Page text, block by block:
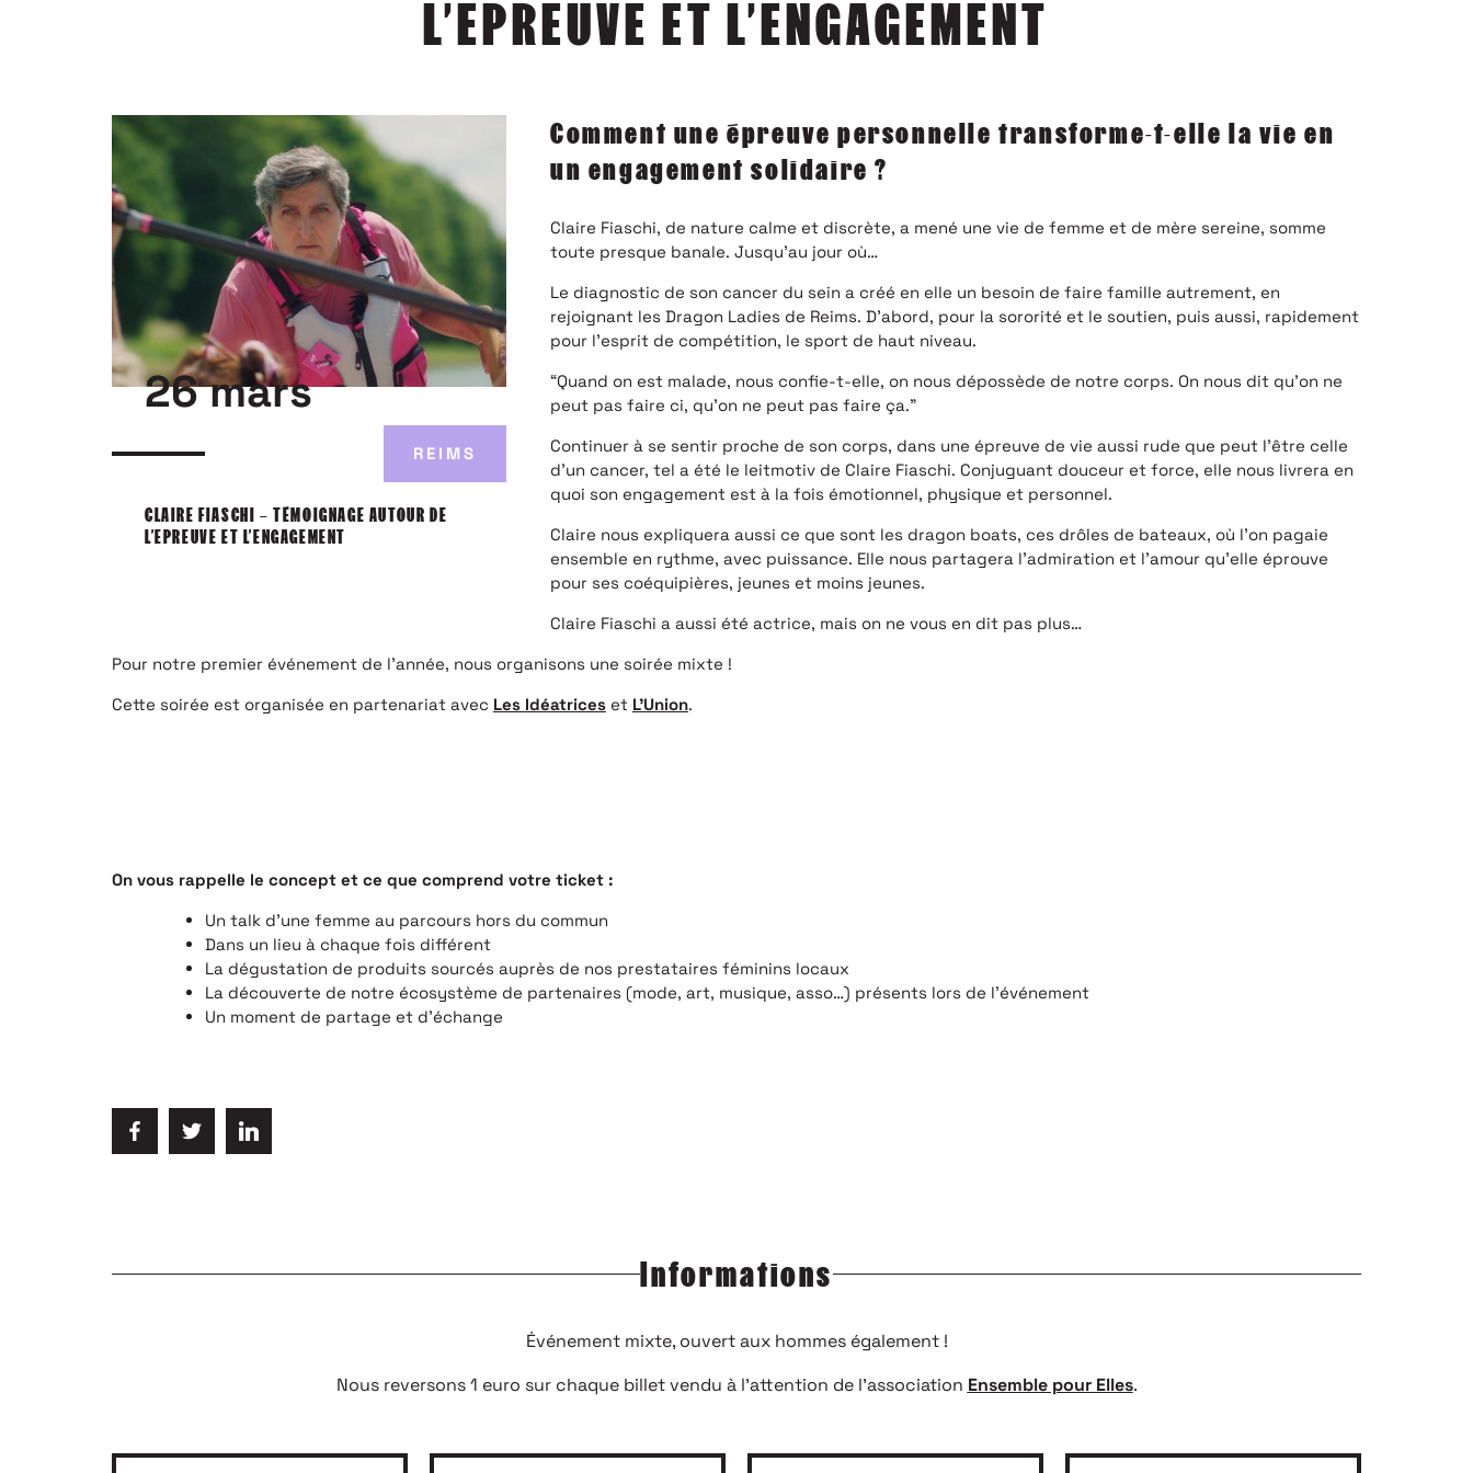
L’EPREUVE ET L’ENGAGEMENT
26 mars
REIMS
CLAIRE FIASCHI – TÉMOIGNAGE AUTOUR DE
L’EPREUVE ET L’ENGAGEMENT
Comment une épreuve personnelle transforme-t-elle la vie en
un engagement solidaire ?
Claire Fiaschi, de nature calme et discrète, a mené une vie de femme et de mère sereine, somme
toute presque banale. Jusqu’au jour où…
Le diagnostic de son cancer du sein a créé en elle un besoin de faire famille autrement, en
rejoignant les Dragon Ladies de Reims. D’abord, pour la sororité et le soutien, puis aussi, rapidement
pour l’esprit de compétition, le sport de haut niveau.
“Quand on est malade, nous confie-t-elle, on nous dépossède de notre corps. On nous dit qu’on ne
peut pas faire ci, qu’on ne peut pas faire ça.”
Continuer à se sentir proche de son corps, dans une épreuve de vie aussi rude que peut l’être celle
d’un cancer, tel a été le leitmotiv de Claire Fiaschi. Conjuguant douceur et force, elle nous livrera en
quoi son engagement est à la fois émotionnel, physique et personnel.
Claire nous expliquera aussi ce que sont les dragon boats, ces drôles de bateaux, où l’on pagaie
ensemble en rythme, avec puissance. Elle nous partagera l’admiration et l’amour qu’elle éprouve
pour ses coéquipières, jeunes et moins jeunes.
Claire Fiaschi a aussi été actrice, mais on ne vous en dit pas plus…
Pour notre premier événement de l’année, nous organisons une soirée mixte !
Cette soirée est organisée en partenariat avec Les Idéatrices et L’Union.
On vous rappelle le concept et ce que comprend votre ticket :
Un talk d’une femme au parcours hors du commun
Dans un lieu à chaque fois différent
La dégustation de produits sourcés auprès de nos prestataires féminins locaux
La découverte de notre écosystème de partenaires (mode, art, musique, asso…) présents lors de l’événement
Un moment de partage et d’échange
Informations
Événement mixte, ouvert aux hommes également !
Nous reversons 1 euro sur chaque billet vendu à l'attention de l'association Ensemble pour Elles.